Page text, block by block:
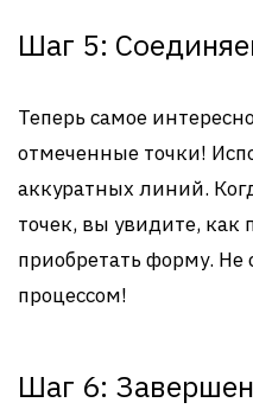
Шаг 5:
Теперь самое
отмеченные точки!
аккуратных линий.
точек, вы увидите, как
приобретать форму.
процессом!
Шаг 6: